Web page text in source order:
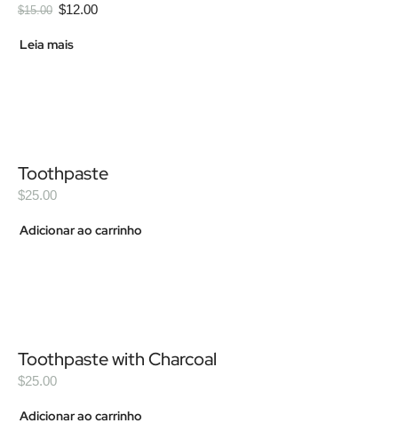
$15.00 $12.00
Leia mais
Toothpaste
$25.00
Adicionar ao carrinho
Toothpaste with Charcoal
$25.00
Adicionar ao carrinho